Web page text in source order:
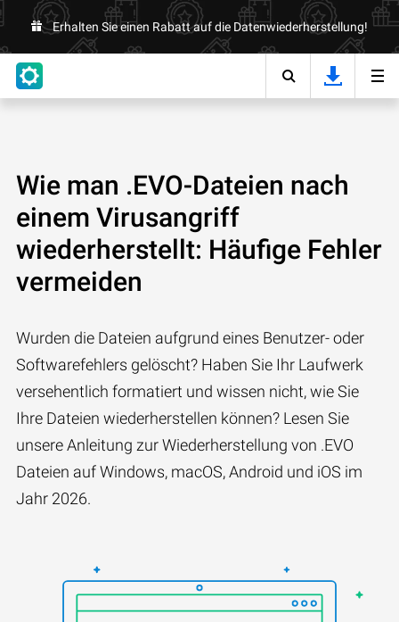
Erhalten Sie einen Rabatt auf die Datenwiederherstellung!
Wie man .EVO-Dateien nach
einem Virusangriff
wiederherstellt: Häufige Fehler
vermeiden
Wurden die Dateien aufgrund eines Benutzer- oder
Softwarefehlers gelöscht? Haben Sie Ihr Laufwerk
versehentlich formatiert und wissen nicht, wie Sie
Ihre Dateien wiederherstellen können? Lesen Sie
unsere Anleitung zur Wiederherstellung von .EVO
Dateien auf Windows, macOS, Android und iOS im
Jahr 2026.